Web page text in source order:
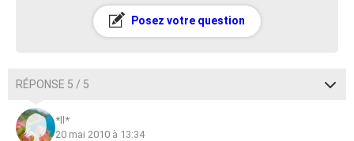
Posez votre question
RÉPONSE 5 / 5
*ll*
20 mai 2010 à 13:34